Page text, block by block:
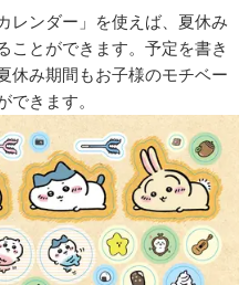
レンダー」を使えば、夏休み
ことができます。予定を書き
休み期間もお子様のモチベー
きます。